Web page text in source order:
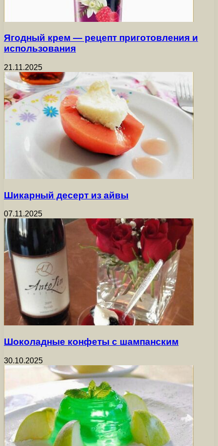
Ягодный крем — рецепт приготовления и
использования
21.11.2025
Шикарный десерт из айвы
07.11.2025
Шоколадные конфеты с шампанским
30.10.2025